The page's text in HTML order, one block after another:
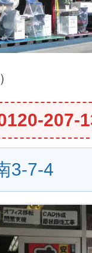
207-
3-7-4